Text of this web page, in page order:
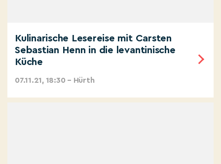
Kulinarische Lesereise mit Carsten
Sebastian Henn in die levantinische
Küche
07.11.21, 18:30 – Hürth